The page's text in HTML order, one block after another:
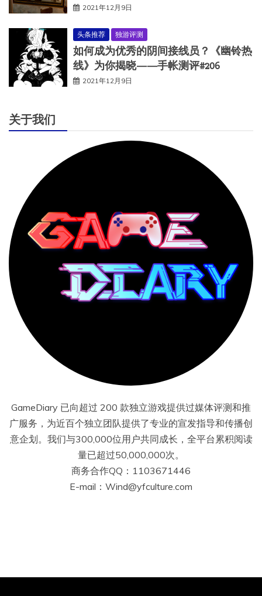
2021年12月9日
头条推荐 独游评测
如何成为优秀的阴间接线员？《幽铃热
线》为你揭晓——手帐测评#206
2021年12月9日
关于我们
GameDiary 已向超过 200 款独立游戏提供过媒体评测和推
广服务，为近百个独立团队提供了专业的宣发指导和传播创
意企划。我们与300,000位用户共同成长，全平台累积阅读
量已超过50,000,000次。
商务合作QQ：1103671446
E-mail：Wind@yfculture.com